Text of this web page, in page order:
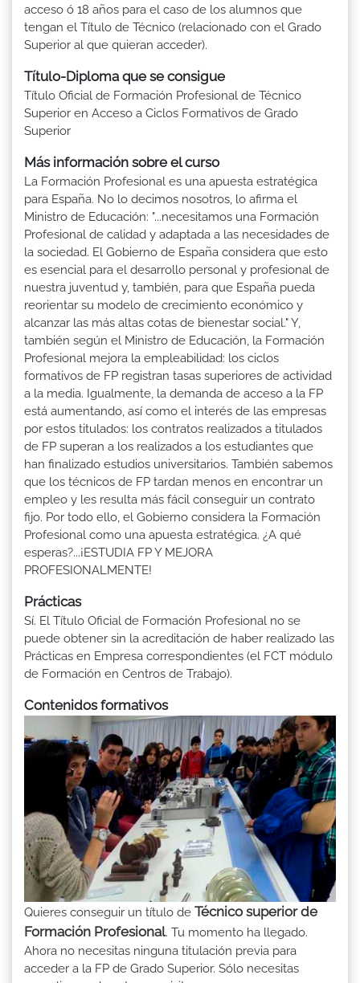
acceso ó 18 años para el caso de los alumnos que
tengan el Título de Técnico (relacionado con el Grado
Superior al que quieran acceder).
Título-Diploma que se consigue
Título Oficial de Formación Profesional de Técnico
Superior en Acceso a Ciclos Formativos de Grado
Superior
Más información sobre el curso
La Formación Profesional es una apuesta estratégica
para España. No lo decimos nosotros, lo afirma el
Ministro de Educación: "...necesitamos una Formación
Profesional de calidad y adaptada a las necesidades de
la sociedad. El Gobierno de España considera que esto
es esencial para el desarrollo personal y profesional de
nuestra juventud y, también, para que España pueda
reorientar su modelo de crecimiento económico y
alcanzar las más altas cotas de bienestar social." Y,
también según el Ministro de Educación, la Formación
Profesional mejora la empleabilidad: los ciclos
formativos de FP registran tasas superiores de actividad
a la media. Igualmente, la demanda de acceso a la FP
está aumentando, así como el interés de las empresas
por estos titulados: los contratos realizados a titulados
de FP superan a los realizados a los estudiantes que
han finalizado estudios universitarios. También sabemos
que los técnicos de FP tardan menos en encontrar un
empleo y les resulta más fácil conseguir un contrato
fijo. Por todo ello, el Gobierno considera la Formación
Profesional como una apuesta estratégica. ¿A qué
esperas?...¡ESTUDIA FP Y MEJORA
PROFESIONALMENTE!
Prácticas
Sí. El Título Oficial de Formación Profesional no se
puede obtener sin la acreditación de haber realizado las
Prácticas en Empresa correspondientes (el FCT módulo
de Formación en Centros de Trabajo).
Contenidos formativos
Quieres conseguir un título de Técnico superior de
Formación Profesional. Tu momento ha llegado.
Ahora no necesitas ninguna titulación previa para
acceder a la FP de Grado Superior. Sólo necesitas